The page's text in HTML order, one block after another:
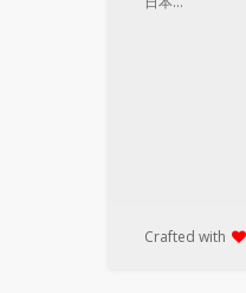
Crafted with